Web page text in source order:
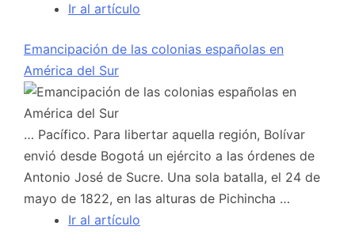
Ir al artículo
Emancipación de las colonias españolas en
América del Sur
… Pacífico. Para libertar aquella región, Bolívar
envió desde Bogotá un ejército a las órdenes de
Antonio José de Sucre. Una sola batalla, el 24 de
mayo de 1822, en las alturas de Pichincha …
Ir al artículo